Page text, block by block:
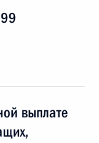
выплате